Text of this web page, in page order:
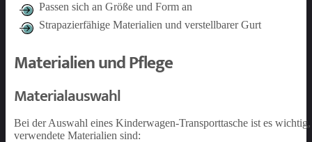
Passen sich an Größe und Form an
Strapazierfähige Materialien und verstellbarer Gurt
Materialien und Pflege
Materialauswahl
Bei der Auswahl eines Kinderwagen-Transporttasche ist es
verwendete Materialien sind: